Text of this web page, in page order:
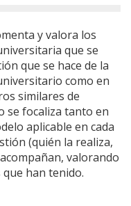
y valora los
que se
que se hace de la
como en
similares de
se focaliza tanto en
aplicable en cada
(quién la realiza,
valorando
han tenido.